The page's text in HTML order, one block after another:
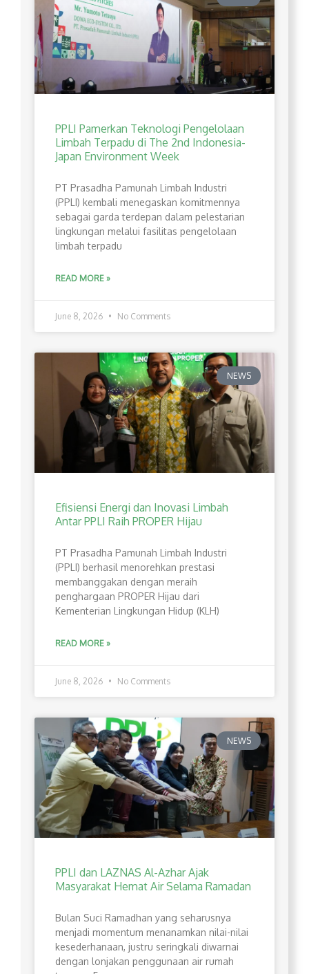
PPLI Pamerkan Teknologi Pengelolaan
Limbah Terpadu di The 2nd Indonesia-
Japan Environment Week
PT Prasadha Pamunah Limbah Industri
(PPLI) kembali menegaskan komitmennya
sebagai garda terdepan dalam pelestarian
lingkungan melalui fasilitas pengelolaan
limbah terpadu
READ MORE »
June 8, 2026 No Comments
NEWS
Efisiensi Energi dan Inovasi Limbah
Antar PPLI Raih PROPER Hijau
PT Prasadha Pamunah Limbah Industri
(PPLI) berhasil menorehkan prestasi
membanggakan dengan meraih
penghargaan PROPER Hijau dari
Kementerian Lingkungan Hidup (KLH)
READ MORE »
June 8, 2026 No Comments
NEWS
PPLI dan LAZNAS Al-Azhar Ajak
Masyarakat Hemat Air Selama Ramadan
Bulan Suci Ramadhan yang seharusnya
menjadi momentum menanamkan nilai-nilai
kesederhanaan, justru seringkali diwarnai
dengan lonjakan penggunaan air rumah